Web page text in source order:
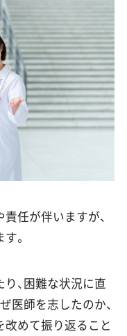
任が伴いますが、
。
、困難な状況に直
医師を志したのか、
めて振り返ること